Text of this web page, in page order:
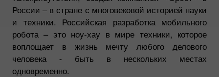
России – в стране с многовековой историей науки
и техники. Российская разработка мобильного
робота – это ноу-хау в мире техники, которое
воплощает в жизнь мечту любого делового
человека - быть в нескольких местах
одновременно.